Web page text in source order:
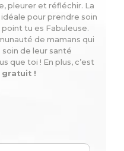
pleurer et réfléchir. La
pour prendre soin
tu es Fabuleuse.
de mamans qui
de leur santé
que toi ! En plus, c’est
gratuit !